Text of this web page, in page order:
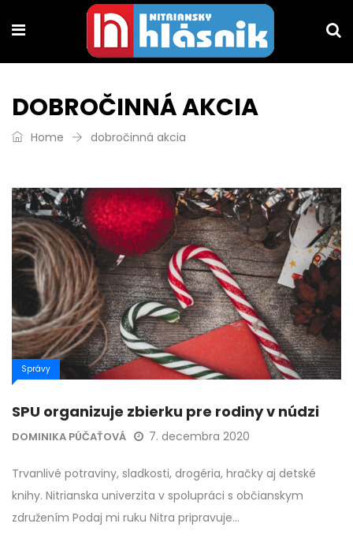
DOBROČINNÁ AKCIA
Home dobročinná akcia
Správy
SPU organizuje zbierku pre rodiny v núdzi
DOMINIKA PÚČAŤOVÁ 7. decembra 2020
Trvanlivé potraviny, sladkosti, drogéria, hračky aj detské
knihy. Nitrianska univerzita v spolupráci s občianskym
združením Podaj mi ruku Nitra pripravuje…